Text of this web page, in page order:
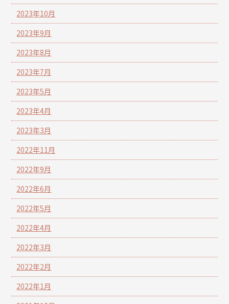
2023年10月
2023年9月
2023年8月
2023年7月
2023年5月
2023年4月
2023年3月
2022年11月
2022年9月
2022年6月
2022年5月
2022年4月
2022年3月
2022年2月
2022年1月